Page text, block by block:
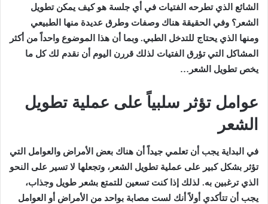
الشائع الذي تطرحه الفتيات في أي جلسة هو كيف يمكن تطويل
الشعر؟ وفي الحقيقة هناك وصفات وطرق عديدة منها الطبيعي
ومنها الذي يحتاج للتدخل الطبي. وبما أن هذا الموضوع واحداً من أكثر
المشاكل التي تؤرق الفتيات لذلك قررن اليوم أن نقدم لك كل ما
يخص تطويل الشعر…
عوامل تؤثر سلبياً على عملية تطويل
الشعر
في البداية يجب أن تعلمي جيداً أن هناك بعض الأمراض والعوامل التي
تؤثر بشكل كبير على عملية تطويل الشعر، وتجعلها لا تسير على النحو
الذي ترغبين به. لذلك إذا كنت تسعين للتمتع بشعر طويل وجذاب،
يجب أن تتأكدي أولاً أنك لست مصابة بواحد من الأمراض أو العوامل